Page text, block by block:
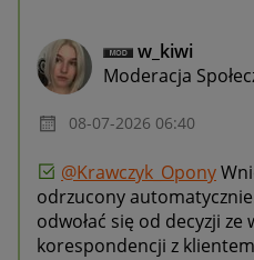
w_kiwi
Moderacja
‎08-07-2026 06:40
@Krawczyk_Opony
odrzucony
odwołać się od decyzji ze
korespondencji z